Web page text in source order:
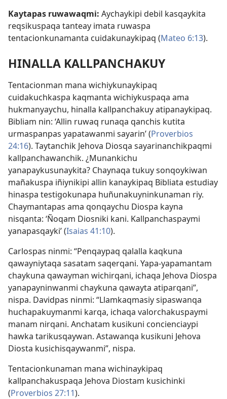
Kaytapas ruwawaqmi: Aychaykipi debil kasqaykita
reqsikuspaqa tanteay imata ruwaspa
tentacionkunamanta cuidakunaykipaq (Mateo 6:13).
HINALLA KALLPANCHAKUY
Tentacionman mana wichiykunaykipaq
cuidakuchkaspa kaqmanta wichiykuspaqa ama
hukmanyaychu, hinalla kallpanchakuy atipanaykipaq.
Bibliam nin: ‘Allin ruwaq runaqa qanchis kutita
urmaspanpas yapatawanmi sayarin’ (Proverbios
24:16). Taytanchik Jehova Diosqa sayarinanchikpaqmi
kallpanchawanchik. ¿Munankichu
yanapaykusunaykita? Chaynaqa tukuy sonqoykiwan
mañakuspa iñiynikipi allin kanaykipaq Bibliata estudiay
hinaspa testigokunapa huñunakuyninkunaman riy.
Chaymantapas ama qonqaychu Diospa kayna
nisqanta: ‘Ñoqam Diosniki kani. Kallpanchaspaymi
yanapasqayki’ (Isaias 41:10).
Carlospas ninmi: “Penqaypaq qalalla kaqkuna
qawayniytaqa sasatam saqerqani. Yapa-yapamantam
chaykuna qawayman wichirqani, ichaqa Jehova Diospa
yanapayninwanmi chaykuna qawayta atiparqani”,
nispa. Davidpas ninmi: “Llamkaqmasiy sipaswanqa
huchapakuymanmi karqa, ichaqa valorchakuspaymi
manam nirqani. Anchatam kusikuni concienciaypi
hawka tarikusqaywan. Astawanqa kusikuni Jehova
Diosta kusichisqaywanmi”, nispa.
Tentacionkunaman mana wichinaykipaq
kallpanchakuspaqa Jehova Diostam kusichinki
(Proverbios 27:11).